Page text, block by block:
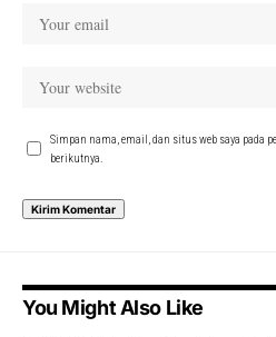
Simpan nama, email, dan situs web saya pada
berikutnya.
You Might Also Like